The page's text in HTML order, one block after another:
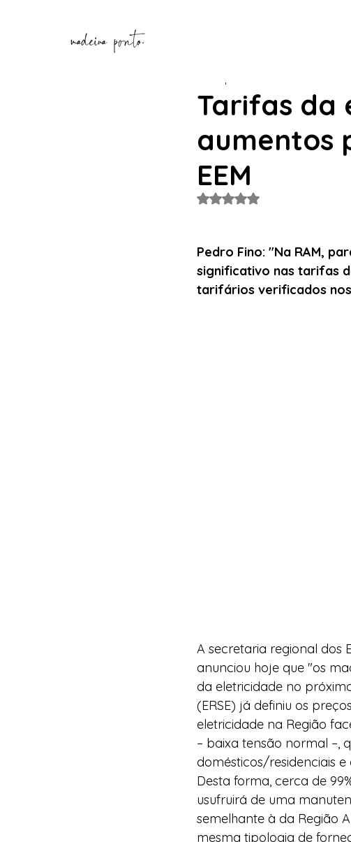
Tarifas da
aumentos
EEM
Avaliado com NaN de 5
Pedro Fino: "Na RAM,
significativo nas tarifas
tarifários verificados
A secretaria regional dos
anunciou hoje que "os
da eletricidade no
(ERSE) já definiu os
eletricidade na Região
– baixa tensão normal –,
domésticos/residenciais
Desta forma, cerca de
usufruirá de uma
semelhante à da Região
mesma tipologia de